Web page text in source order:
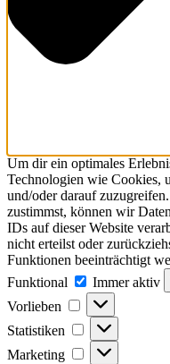
Um dir ein optimales
Technologien wie Cookies,
und/oder darauf
zustimmst, können wir
IDs auf dieser Website
nicht erteilst oder
Funktionen beeinträchtigt
Funktional
Funktional
Immer aktiv
Vorlieben
Vorlieben
Statistiken Statistiken
Marketing Marketing